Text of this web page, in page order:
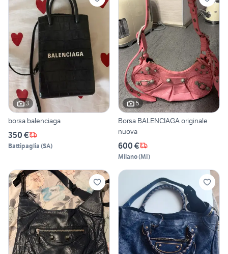
3
borsa balenciaga
350 €
Battipaglia (SA)
5
Borsa BALENCIAGA originale
nuova
600 €
Milano(MI)